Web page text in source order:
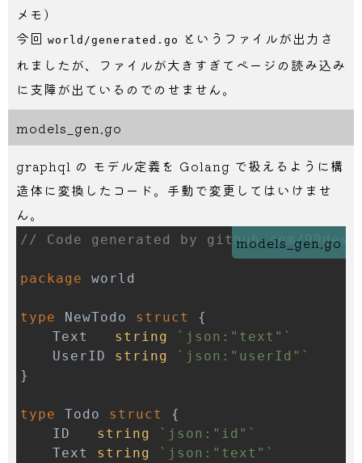
メモ)
今回 world/generated.go
というファイルが出力さ
れましたが、ファイルが大きすぎてページの読み込み
に支障が出ているのでのせません。
models_gen.go
graphql の モデル定義を Golang で扱えるように構
造体に変換したコード。手動で変更してはいけませ
ん。
models_gen.go
// Code generated by github.com/
package
type NewTodo struct
{
	Text
string
`json:"text"`
	UserID
string
`json:"userId"`
}
type Todo struct
{
	ID
string
`json:"id"`
	Text
string
`json:"text"`